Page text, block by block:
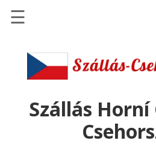
Szállások
Szállásinfo.eu
pénzvisszatérítéssel
☰
Szállás Horní